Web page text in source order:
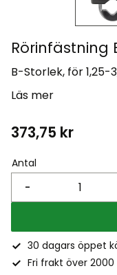
Rörinfästning
B-Storlek, för 1,25-
Läs mer
373,75 kr
Antal
-
30 dagars öppet
Fri frakt över 2000